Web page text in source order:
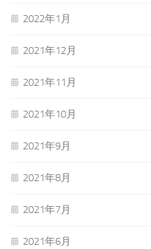
2022年1月
2021年12月
2021年11月
2021年10月
2021年9月
2021年8月
2021年7月
2021年6月